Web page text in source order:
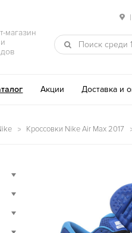
|
магазин
Акции Доставка и
Кроссовки Nike Air Max 2017